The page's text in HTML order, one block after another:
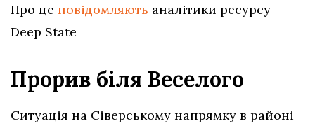
Про це повідомляють аналітики ресурсу
Deep State
Прорив біля Веселого
Ситуація на Сіверському напрямку в районі